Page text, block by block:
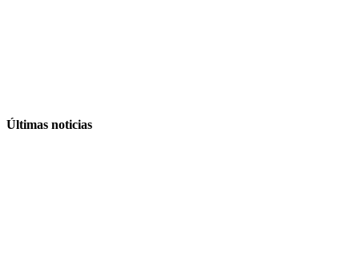
Últimas noticias